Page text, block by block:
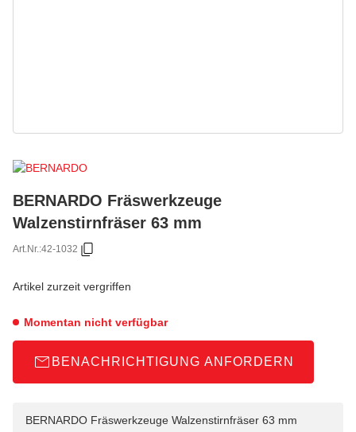
BERNARDO Fräswerkzeuge
Walzenstirnfräser 63 mm
Art.Nr.:42-1032
Artikel zurzeit vergriffen
Momentan nicht verfügbar
BENACHRICHTIGUNG ANFORDERN
BERNARDO Fräswerkzeuge Walzenstirnfräser 63 mm